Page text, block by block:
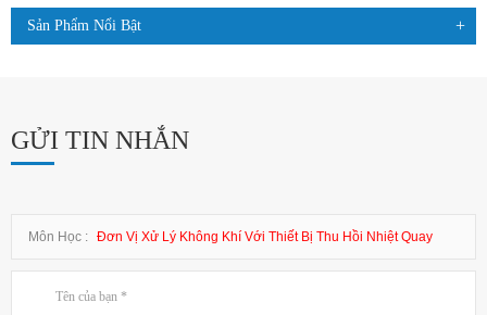
Sản Phẩm Nổi Bật
GỬI TIN NHẮN
Môn Học : Đơn Vị Xử Lý Không Khí Với Thiết Bị Thu Hồi Nhiệt Quay